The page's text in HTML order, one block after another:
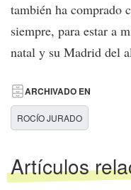
también ha comprado
siempre, para estar a
natal y su Madrid del
ARCHIVADO EN
ROCÍO JURADO
Artículos